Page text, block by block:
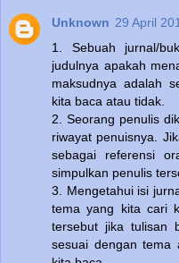
Unknown 29 April
1. Sebuah jurnal/
judulnya apakah
maksudnya adalah
kita baca atau tidak.
2. Seorang penulis
riwayat penuisnya.
sebagai referensi
simpulkan penulis
3. Mengetahui isi
tema yang kita cari
tersebut jika tulisan
sesuai dengan tema